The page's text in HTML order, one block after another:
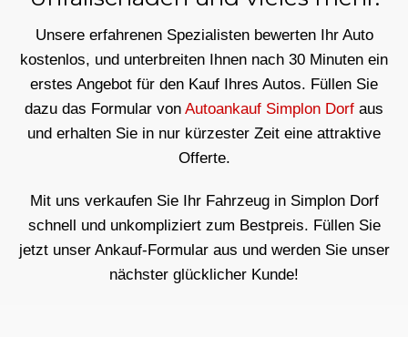
Unsere erfahrenen Spezialisten bewerten Ihr Auto
kostenlos, und unterbreiten Ihnen nach 30 Minuten ein
erstes Angebot für den Kauf Ihres Autos. Füllen Sie
dazu das Formular von Autoankauf Simplon Dorf aus
und erhalten Sie in nur kürzester Zeit eine attraktive
Offerte.
Mit uns verkaufen Sie Ihr Fahrzeug in Simplon Dorf
schnell und unkompliziert zum Bestpreis. Füllen Sie
jetzt unser Ankauf-Formular aus und werden Sie unser
nächster glücklicher Kunde!